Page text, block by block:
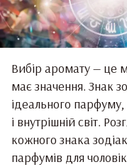
Вибір аромату — це
має значення. Знак
ідеального
і внутрішній світ.
кожного знака
парфумів для